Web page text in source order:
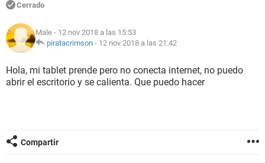
Cerrado
Male - 12 nov 2018 a las 15:53
piratacrimson - 12 nov 2018 a las 21:42
Hola, mi tablet prende pero no conecta internet, no puedo
abrir el escritorio y se calienta. Que puedo hacer
Compartir